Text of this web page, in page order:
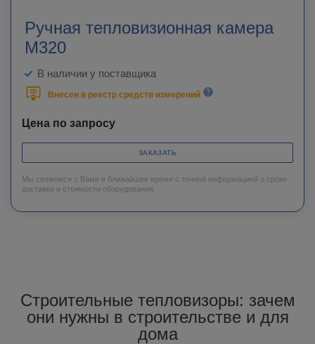
Ручная тепловизионная камера
M320
В наличии у поставщика
Внесен в реестр средств измерений
Цена по запросу
ЗАКАЗАТЬ
Мы свяжемся с Вами в ближайшее время с точной информацией о сроке
доставки и стоимости оборудования.
Строительные тепловизоры: зачем
они нужны в строительстве и для
дома